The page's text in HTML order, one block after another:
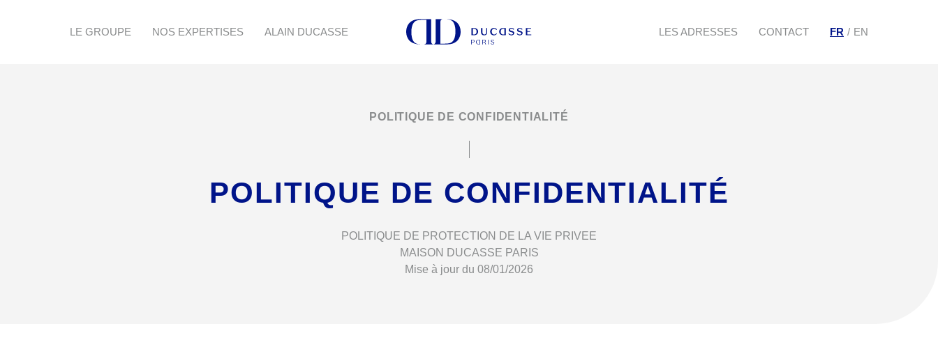
LE GROUPE NOS EXPERTISES ALAIN DUCASSE LES ADRESSES CONTACT FR EN
POLITIQUE DE CONFIDENTIALITÉ
POLITIQUE DE CONFIDENTIALITÉ
POLITIQUE DE PROTECTION DE LA VIE PRIVEE
MAISON DUCASSE PARIS
Mise à jour du 08/01/2026